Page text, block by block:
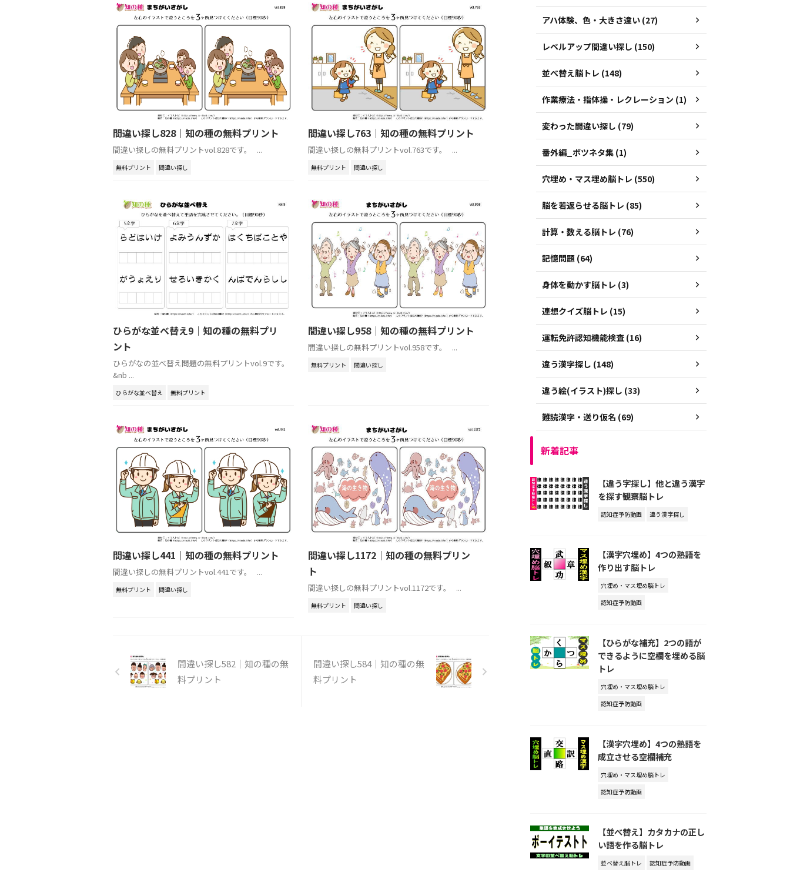
間違い探し828｜知の種の無料プリント
間違い探しの無料プリントvol.828です。 ...
無料プリント 間違い探し
間違い探し763｜知の種の無料プリント
間違い探しの無料プリントvol.763です。 ...
無料プリント 間違い探し
ひらがな並べ替え9｜知の種の無料プリ
ント
ひらがなの並べ替え問題の無料プリントvol.9です。
&nb ...
ひらがな並べ替え 無料プリント
間違い探し958｜知の種の無料プリント
間違い探しの無料プリントvol.958です。 ...
無料プリント 間違い探し
間違い探し441｜知の種の無料プリント
間違い探しの無料プリントvol.441です。 ...
無料プリント 間違い探し
間違い探し1172｜知の種の無料プリン
ト
間違い探しの無料プリントvol.1172です。 ...
無料プリント 間違い探し
間違い探し582｜知の種の無
料プリント
間違い探し584｜知の種の無
料プリント
アハ体験、色・大きさ違い (27)
レベルアップ間違い探し (150)
並べ替え脳トレ (148)
作業療法・指体操・レクレーション (1)
変わった間違い探し (79)
番外編_ボツネタ集 (1)
穴埋め・マス埋め脳トレ (550)
脳を若返らせる脳トレ (85)
計算・数える脳トレ (76)
記憶問題 (64)
身体を動かす脳トレ (3)
連想クイズ脳トレ (15)
運転免許認知機能検査 (16)
違う漢字探し (148)
違う絵(イラスト)探し (33)
難読漢字・送り仮名 (69)
新着記事
【違う字探し】他と違う漢字
を探す観察脳トレ
認知症予防動画 違う漢字探し
【漢字穴埋め】4つの熟語を
作り出す脳トレ
穴埋め・マス埋め脳トレ
認知症予防動画
【ひらがな補充】2つの語が
できるように空欄を埋める脳
トレ
穴埋め・マス埋め脳トレ
認知症予防動画
【漢字穴埋め】4つの熟語を
成立させる空欄補充
穴埋め・マス埋め脳トレ
認知症予防動画
【並べ替え】カタカナの正し
い語を作る脳トレ
並べ替え脳トレ 認知症予防動画